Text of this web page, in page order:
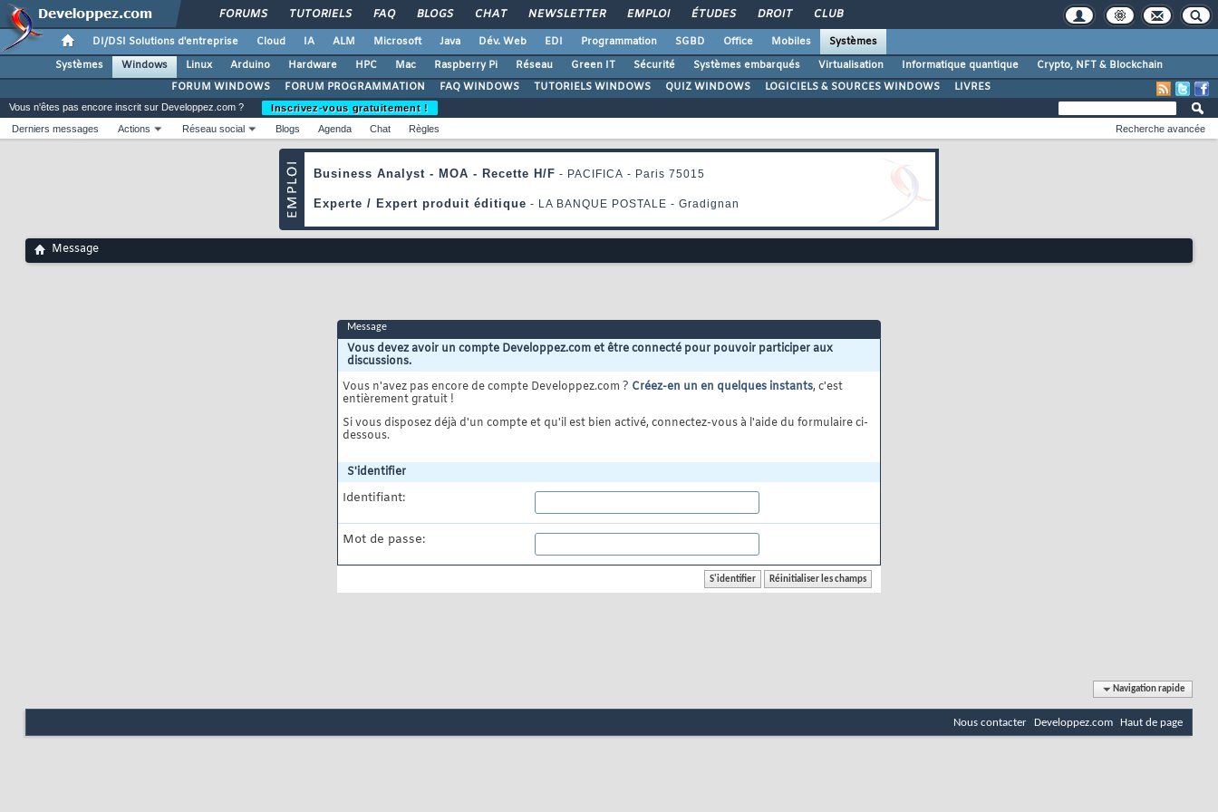
FORUMS TUTORIELS FAQ BLOGS CHAT NEWSLETTER EMPLOI ÉTUDES DROIT CLUB
DI/DSI Solutions d'entreprise Cloud IA ALM Microsoft Java Dév. Web EDI Programmation SGBD Office Mobiles
Systèmes
Systèmes
Windows Linux Arduino Hardware HPC Mac Raspberry Pi Réseau Green IT Sécurité Systèmes embarqués Virtualisation Informatique quantique
Crypto, NFT & Blockchain
FORUM WINDOWS
FORUM PROGRAMMATION FAQ WINDOWS TUTORIELS WINDOWS QUIZ WINDOWS LOGICIELS & SOURCES WINDOWS LIVRES
Vous n'êtes pas encore inscrit sur Developpez.com ?
Inscrivez-vous gratuitement !
Derniers messages
Actions Réseau social Blogs Agenda Chat Règles Recherche avancée
Message
Message
Vous devez avoir un compte Developpez.com et être connecté pour pouvoir participer aux
discussions.
Vous n'avez pas encore de compte Developpez.com ? Créez-en un en quelques instants, c'est
entièrement gratuit !
Si vous disposez déjà d'un compte et qu'il est bien activé, connectez-vous à l'aide du formulaire ci-
dessous.
S'identifier
Identifiant:
Mot de passe:
Navigation rapide
Nous contacter Developpez.com Haut de page